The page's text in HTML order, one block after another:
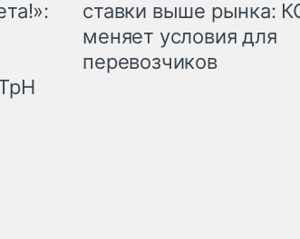
ставки выше рынка:
меняет условия для
перевозчиков